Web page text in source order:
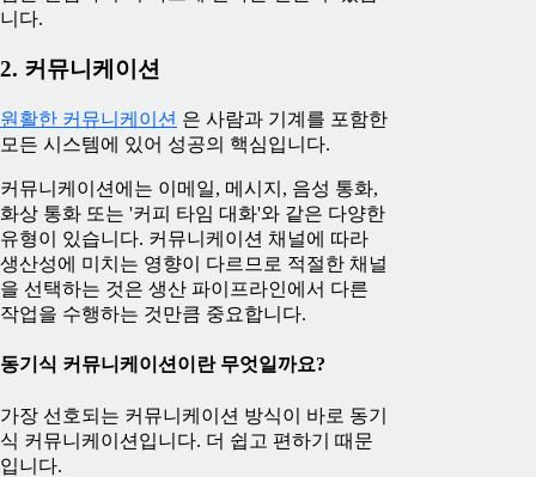
니다.
2. 커뮤니케이션
원활한 커뮤니케이션 은 사람과 기계를 포함한
모든 시스템에 있어 성공의 핵심입니다.
커뮤니케이션에는 이메일, 메시지, 음성 통화,
화상 통화 또는 '커피 타임 대화'와 같은 다양한
유형이 있습니다. 커뮤니케이션 채널에 따라
생산성에 미치는 영향이 다르므로 적절한 채널
을 선택하는 것은 생산 파이프라인에서 다른
작업을 수행하는 것만큼 중요합니다.
동기식 커뮤니케이션이란 무엇일까요?
가장 선호되는 커뮤니케이션 방식이 바로 동기
식 커뮤니케이션입니다. 더 쉽고 편하기 때문
입니다.